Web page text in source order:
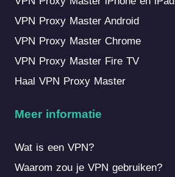
VPN Proxy Master Android
VPN Proxy Master Chrome
VPN Proxy Master Fire TV
Haal VPN Proxy Master
Meer informatie
Wat is een VPN?
Waarom zou je VPN gebruiken?